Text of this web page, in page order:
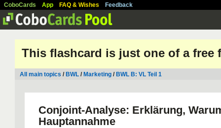
CoboCards App FAQ & Wishes Feedback
This flashcard is just one of a free
All main topics / BWL / Marketing / BWL B: VL Teil 1
Conjoint-Analyse: Erklärung,
Hauptannahme